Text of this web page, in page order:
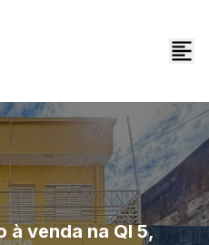
à venda na QI 5,